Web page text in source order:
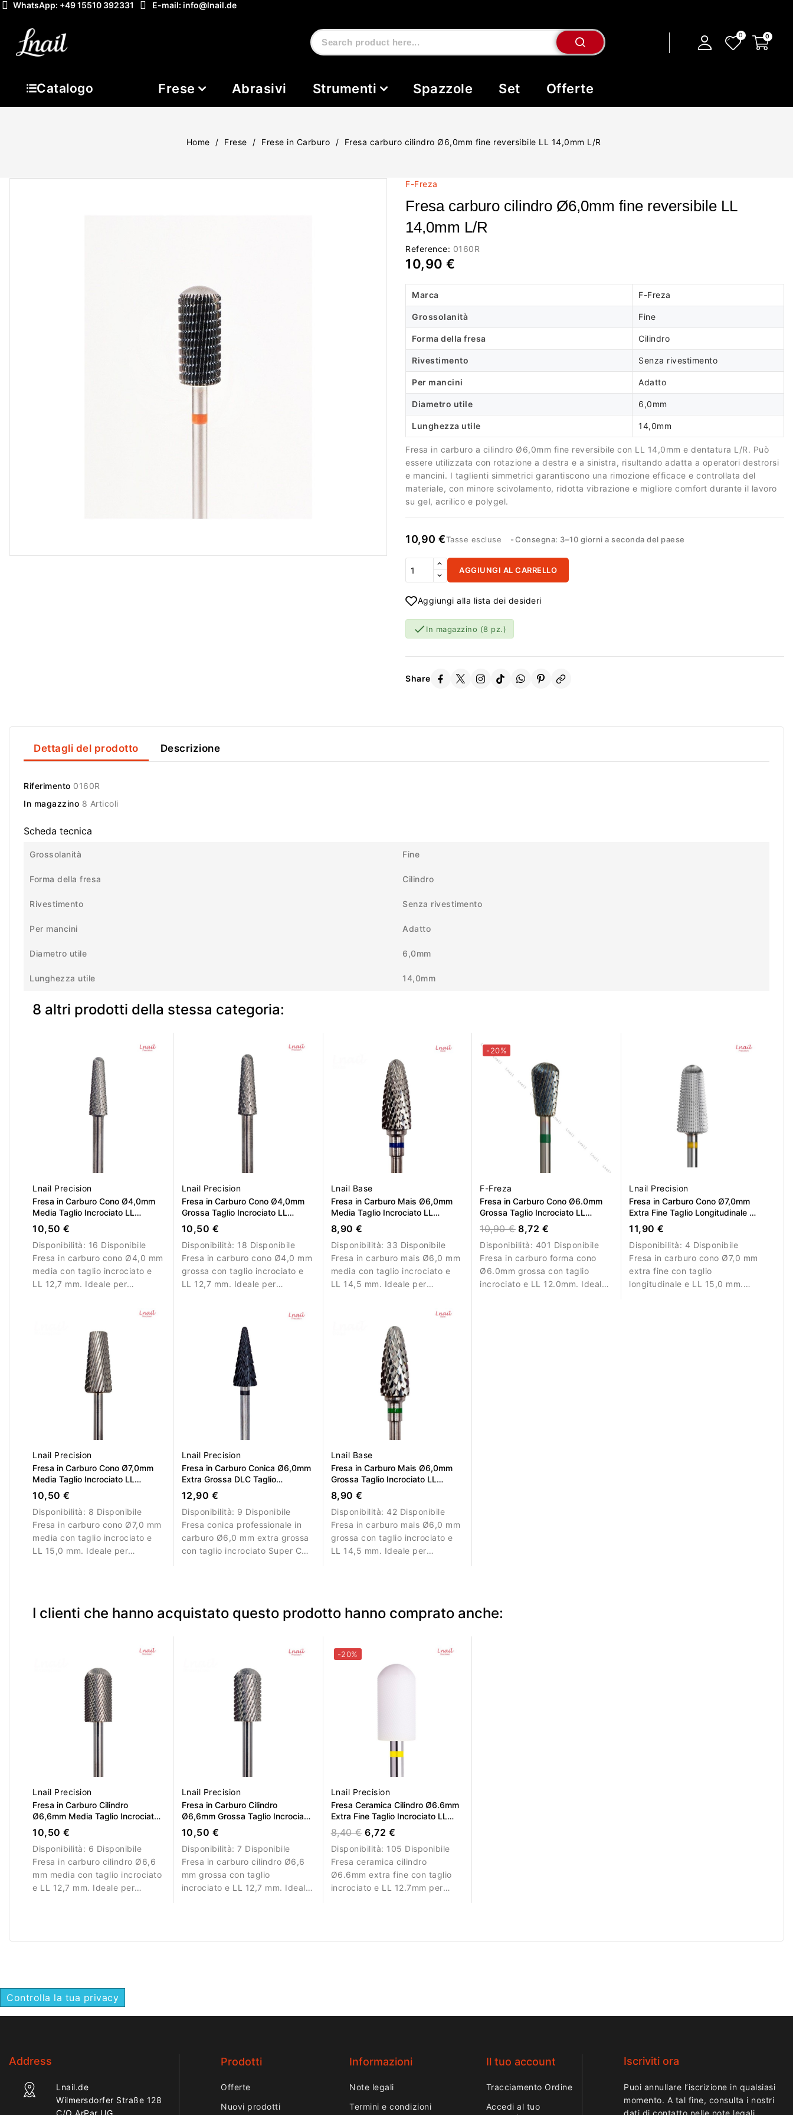
WhatsApp: +49 15510 392331 E-mail: info@lnail.de
Catalogo Frese Abrasivi Strumenti Spazzole Set Offerte
Home Frese Frese in Carburo Fresa carburo cilindro Ø6,0mm fine reversibile LL 14,0mm L/R
F-Freza
Fresa carburo cilindro Ø6,0mm fine reversibile LL
14,0mm L/R
Reference: 0160R
10,90 €
Marca F-Freza
Grossolanità Fine
Forma della fresa Cilindro
Rivestimento Senza rivestimento
Per mancini Adatto
Diametro utile 6,0mm
Lunghezza utile 14,0mm
Fresa in carburo a cilindro Ø6,0mm fine reversibile con LL 14,0mm e dentatura L/R. Può
essere utilizzata con rotazione a destra e a sinistra, risultando adatta a operatori destrorsi
e mancini. I taglienti simmetrici garantiscono una rimozione efficace e controllata del
materiale, con minore scivolamento, ridotta vibrazione e migliore comfort durante il lavoro
su gel, acrilico e polygel.
10,90 €Tasse escluse Consegna: 3–10 giorni a seconda del paese
AGGIUNGI AL CARRELLO
Aggiungi alla lista dei desideri
 In magazzino (8 pz.)
Share
Dettagli del prodotto Descrizione
Riferimento 0160R
In magazzino 8 Articoli
Scheda tecnica
Grossolanità Fine
Forma della fresa Cilindro
Rivestimento Senza rivestimento
Per mancini Adatto
Diametro utile 6,0mm
Lunghezza utile 14,0mm
8 altri prodotti della stessa categoria:
Lnail Precision
Fresa in Carburo Cono Ø4,0mm
Media Taglio Incrociato LL
12,7mm
10,50 €
Disponibilità: 16 Disponibile
Fresa in carburo cono Ø4,0 mm
media con taglio incrociato e
LL 12,7 mm. Ideale per
Lnail Precision
Fresa in Carburo Cono Ø4,0mm
Grossa Taglio Incrociato LL
12,7mm
10,50 €
Disponibilità: 18 Disponibile
Fresa in carburo cono Ø4,0 mm
grossa con taglio incrociato e
LL 12,7 mm. Ideale per
Lnail Base
Fresa in Carburo Mais Ø6,0mm
Media Taglio Incrociato LL
14,5mm
8,90 €
Disponibilità: 33 Disponibile
Fresa in carburo mais Ø6,0 mm
media con taglio incrociato e
LL 14,5 mm. Ideale per
-20%
F-Freza
Fresa in Carburo Cono Ø6.0mm
Grossa Taglio Incrociato LL
12.0mm
10,90 € 8,72 €
Disponibilità: 401 Disponibile
Fresa in carburo forma cono
Ø6.0mm grossa con taglio
incrociato e LL 12.0mm. Ideale
Lnail Precision
Fresa in Carburo Cono Ø7,0mm
Extra Fine Taglio Longitudinale LL
15,0mm
11,90 €
Disponibilità: 4 Disponibile
Fresa in carburo cono Ø7,0 mm
extra fine con taglio
longitudinale e LL 15,0 mm.
Lnail Precision
Fresa in Carburo Cono Ø7,0mm
Media Taglio Incrociato LL
15,0mm L/R
10,50 €
Disponibilità: 8 Disponibile
Fresa in carburo cono Ø7,0 mm
media con taglio incrociato e
LL 15,0 mm. Ideale per
Lnail Precision
Fresa in Carburo Conica Ø6,0mm
Extra Grossa DLC Taglio
Incrociato Super Cut LL 14,6mm
12,90 €
Disponibilità: 9 Disponibile
Fresa conica professionale in
carburo Ø6,0 mm extra grossa
con taglio incrociato Super Cut,
Lnail Base
Fresa in Carburo Mais Ø6,0mm
Grossa Taglio Incrociato LL
14,5mm
8,90 €
Disponibilità:42 Disponibile
Fresa in carburo mais Ø6,0 mm
grossa con taglio incrociato e
LL 14,5 mm. Ideale per
I clienti che hanno acquistato questo prodotto hanno comprato anche:
Lnail Precision
Fresa in Carburo Cilindro
Ø6,6mm Media Taglio Incrociato
LL 12,7mm L/R
10,50 €
Disponibilità: 6 Disponibile
Fresa in carburo cilindro Ø6,6
mm media con taglio incrociato
e LL 12,7 mm. Ideale per
Lnail Precision
Fresa in Carburo Cilindro
Ø6,6mm Grossa Taglio Incrociato
LL 12,7mm L/R
10,50 €
Disponibilità:7 Disponibile
Fresa in carburo cilindro Ø6,6
mm grossa con taglio
incrociato e LL 12,7 mm. Ideale
-20%
Lnail Precision
Fresa Ceramica Cilindro Ø6.6mm
Extra Fine Taglio Incrociato LL
12.7mm L/R
8,40 € 6,72 €
Disponibilità: 105 Disponibile
Fresa ceramica cilindro
Ø6.6mm extra fine con taglio
incrociato e LL 12.7mm per
Controlla la tua privacy
Address
Lnail.de
Wilmersdorfer Straße 128
C/O ArPar UG
Prodotti
Offerte
Nuovi prodotti
Informazioni
Note legali
Termini e condizioni
Il tuo account
Tracciamento Ordine
Accedi al tuo
Iscriviti ora
Puoi annullare l’iscrizione in qualsiasi
momento. A tal fine, consulta i nostri
dati di contatto nelle note legali.